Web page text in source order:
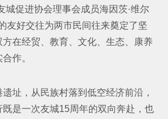
城促进协会理事会成员海因茨·维尔
友好交往为两市民间往来奠定了坚
在经贸、教育、文化、生态、康养
作。
址，从民族村落到低空经济前沿，
是一次友城15周年的双向奔赴，也